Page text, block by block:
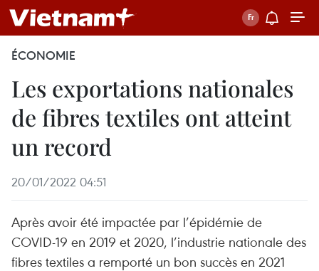
ÉCONOMIE
Les exportations nationales
de fibres textiles ont atteint
un record
20/01/2022 04:51
Après avoir été impactée par l’épidémie de
COVID-19 en 2019 et 2020, l’industrie nationale des
fibres textiles a remporté un bon succès en 2021